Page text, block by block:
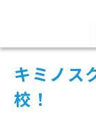
キミノス
校！